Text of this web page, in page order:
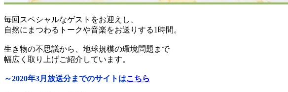
毎回スペシャルなゲストをお迎えし、
自然にまつわるトークや音楽をお送りする1時間。
生き物の不思議から、地球規模の環境問題まで
幅広く取り上げご紹介しています。
～2020年3月放送分までのサイトはこちら